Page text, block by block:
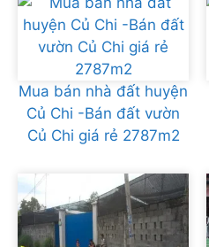
Mua bán nhà đất huyện
Củ Chi -Bán đất vườn
Củ Chi giá rẻ 2787m2